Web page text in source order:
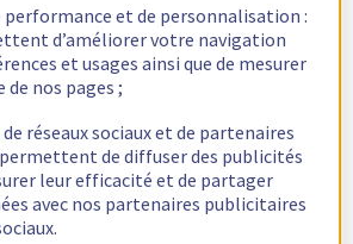
7, 2023, 1:37
je viens de tomber sur un post parlant
spam.
mon email est bloqué pour spam
cela,
SVP ?
performance et de personnalisation :
d’améliorer votre navigation
et usages ainsi que de mesurer
nos pages ;
réseaux sociaux et de partenaires
de diffuser des publicités
leur efficacité et de partager
avec nos partenaires publicitaires